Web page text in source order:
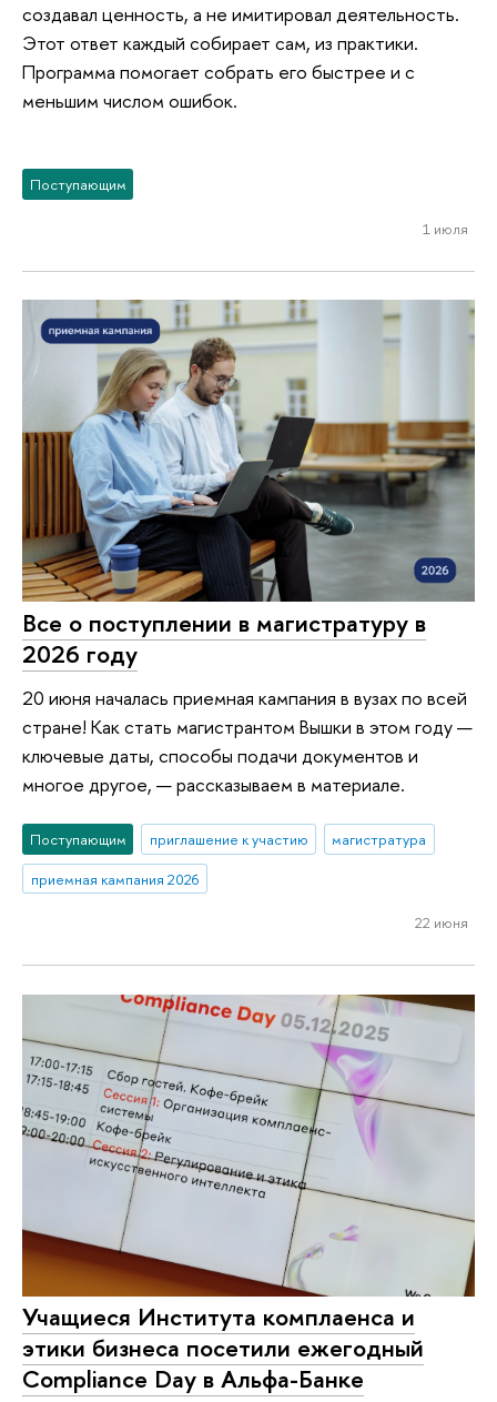
создавал ценность, а не имитировал деятельность.
Этот ответ каждый собирает сам, из практики.
Программа помогает собрать его быстрее и с
меньшим числом ошибок.
Поступающим
1 июля
Все о поступлении в магистратуру в
2026 году
20 июня началась приемная кампания в вузах по всей
стране! Как стать магистрантом Вышки в этом году —
ключевые даты, способы подачи документов и
многое другое, — рассказываем в материале.
Поступающим приглашение к участию
магистратура
приемная кампания 2026
22 июня
Учащиеся Института комплаенса и
этики бизнеса посетили ежегодный
Compliance Day в Альфа-Банке